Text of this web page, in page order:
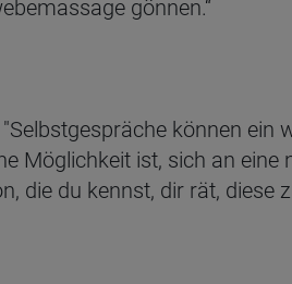
gönnen.“
können ein
Möglichkeit ist, sich an eine
die du kennst, dir rät, diese